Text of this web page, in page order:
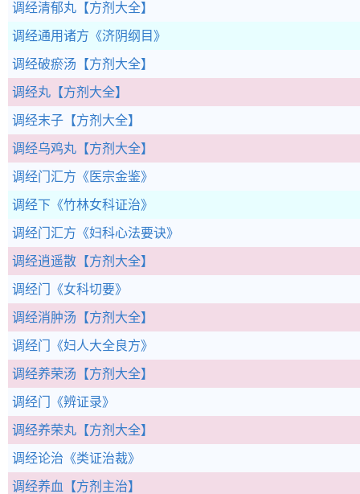
调经清郁丸 【方剂大全】
调经通用诸方 《济阴纲目》
调经破瘀汤 【方剂大全】
调经丸 【方剂大全】
调经末子 【方剂大全】
调经乌鸡丸 【方剂大全】
调经门汇方 《医宗金鉴》
调经下 《竹林女科证治》
调经门汇方 《妇科心法要诀》
调经逍遥散 【方剂大全】
调经门 《女科切要》
调经消肿汤 【方剂大全】
调经门 《妇人大全良方》
调经养荣汤 【方剂大全】
调经门 《辨证录》
调经养荣丸 【方剂大全】
调经论治 《类证治裁》
调经养血 【方剂主治】